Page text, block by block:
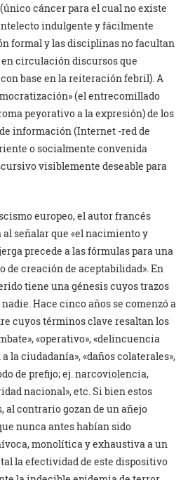
cáncer para el cual no existe
indulgente y fácilmente
formal y las disciplinas no facultan
circulación discursos que
base en la reiteración febril). A
(el entrecomillado
peyorativo a la expresión) de los
información (Internet -red de
o socialmente convenida
visiblemente deseable para
europeo, el autor francés
señalar que «el nacimiento y
precede a las fórmulas para una
de creación de aceptabilidad». En
tiene una génesis cuyos trazos
Hace cinco años se comenzó a
cuyos términos clave resaltan los
«operativo», «delincuencia
la ciudadanía», «daños colaterales»,
de prefijo; ej. narcoviolencia,
nacional», etc. Si bien estos
al contrario gozan de un añejo
nunca antes habían sido
monolítica y exhaustiva a un
la efectividad de este dispositivo